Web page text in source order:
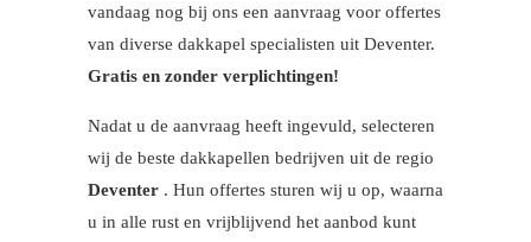
vandaag nog bij ons een aanvraag voor offertes
van diverse dakkapel specialisten uit Deventer.
Gratis en zonder verplichtingen!
Nadat u de aanvraag heeft ingevuld, selecteren
wij de beste dakkapellen bedrijven uit de regio
Deventer . Hun offertes sturen wij u op, waarna
u in alle rust en vrijblijvend het aanbod kunt